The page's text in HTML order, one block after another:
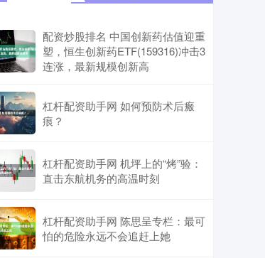
配资炒股排名 中国创新药估值迎重
塑，恒生创新药ETF(159316)冲击3
连涨，最新规模创新高
杠杆配资助手网 如何预防术后瘢
痕？
杠杆配资助手网 机坪上的“烤”验：
直击东航机务的高温时刻
杠杆配资助手网 陈思呈专栏：最可
怕的危险永远不会追赶上她